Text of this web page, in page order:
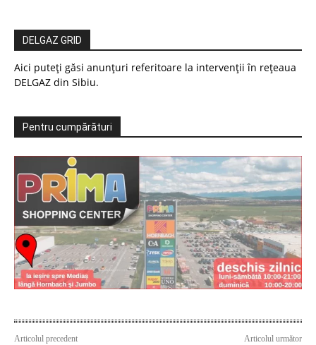
DELGAZ GRID
Aici puteți găsi anunțuri referitoare la intervenții în rețeaua
DELGAZ din Sibiu.
Pentru cumpărături
Articolul precedent
Articolul următor